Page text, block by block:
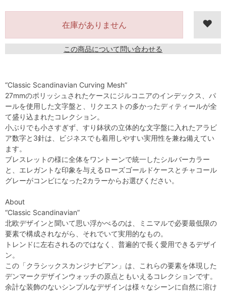
在庫がありません
この商品について問い合わせる
“Classic Scandinavian Curving Mesh”
27mmのポリッシュされたケースにジルコニアのインデックス、パ
ールを使用した文字盤と、リクエストの多かったディティールが全
て盛り込まれたコレクション。
小ぶりでも小さすぎず、すり鉢状の立体的な文字盤に入れたアラビ
ア数字と3針は、ビジネスでも着用しやすい実用性を兼ね備えてい
ます。
ブレスレットの様に全体をワントーンで統一したシルバーカラー
と、エレガントな印象を与えるローズゴールドケースとチャコール
グレーがコンビになった2カラーからお選びください。
About
“Classic Scandinavian”
北欧デザインと聞いて思い浮かべるのは、ミニマルで必要最低限の
要素で構成されながら、それでいて実用的なもの。
トレンドに左右されるのではなく、普遍的で長く愛用できるデザイ
ン。
この「クラシックスカンジナビアン」は、これらの要素を体現した
デンマークデザインウォッチの原点ともいえるコレクションです。
余計な装飾のないシンプルなデザインは様々なシーンに自然に溶け